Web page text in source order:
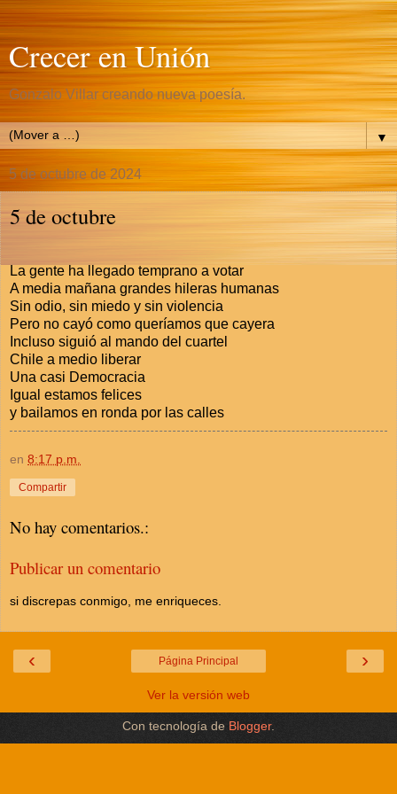
Crecer en Unión
Gonzalo Villar creando nueva poesía.
▼
5 de octubre de 2024
5 de octubre
La gente ha llegado temprano a votar
A media mañana grandes hileras humanas
Sin odio, sin miedo y sin violencia
Pero no cayó como queríamos que cayera
Incluso siguió al mando del cuartel
Chile a medio liberar
Una casi Democracia
Igual estamos felices
y bailamos en ronda por las calles
en 8:17 p.m.
Compartir
No hay comentarios.:
Publicar un comentario
si discrepas conmigo, me enriqueces.
‹ ›
Página Principal
Ver la versión web
Con tecnología de Blogger.